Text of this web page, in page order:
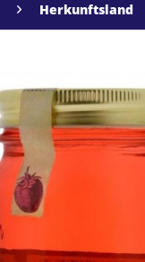
Herkunftsland